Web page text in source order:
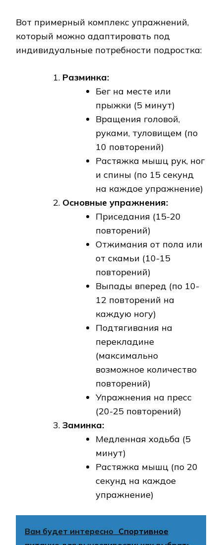
Вот примерный комплекс упражнений‚
который можно адаптировать под
индивидуальные потребности подростка:
Разминка:
Бег на месте или
прыжки (5 минут)
Вращения головой‚
руками‚ туловищем (по
10 повторений)
Растяжка мышц рук‚ ног
и спины (по 15 секунд
на каждое упражнение)
Основные упражнения:
Приседания (15-20
повторений)
Отжимания от пола или
от скамьи (10-15
повторений)
Выпады вперед (по 10-
12 повторений на
каждую ногу)
Подтягивания на
перекладине
(максимально
возможное количество
повторений)
Упражнения на пресс
(20-25 повторений)
Заминка:
Медленная ходьба (5
минут)
Растяжка мышц (по 20
секунд на каждое
упражнение)
Вам будет интересно Спортивное